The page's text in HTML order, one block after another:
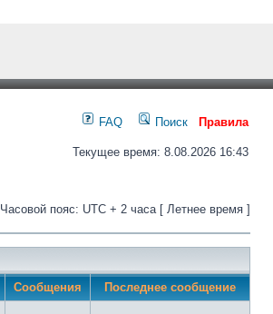
FAQ Поиск Правила
Текущее время: 8.08.2026 16:43
Часовой пояс: UTC + 2 часа [ Летнее время ]
Сообщения Последнее сообщение